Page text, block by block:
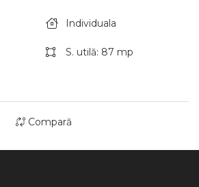
Individuala
S. utilă: 87 mp
Compară